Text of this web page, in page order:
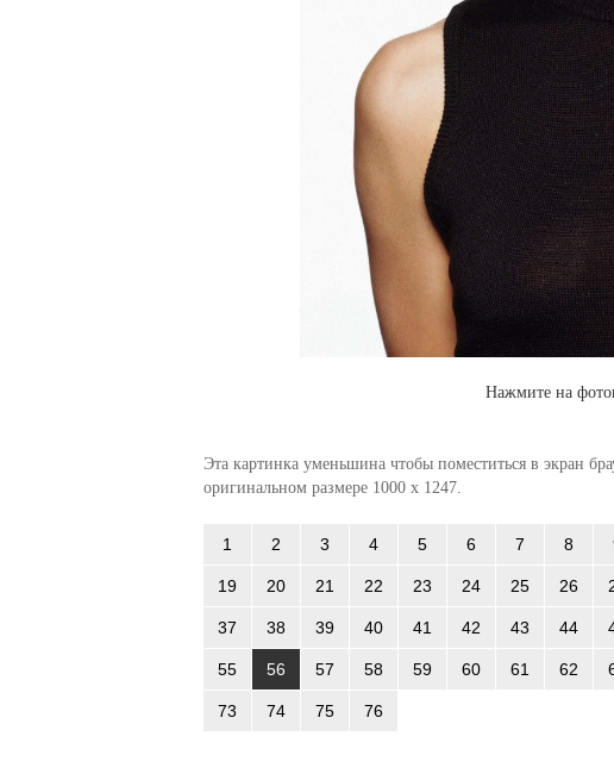
Нажмите на
Эта картинка уменьшина чтобы поместиться в экран
оригинальном размере 1000 x 1247.
1 2 3 4 5 6 7 8
19 20 21 22 23 24 25 26
37 38 39 40 41 42 43 44
55 56 57 58 59 60 61 62
73 74 75 76